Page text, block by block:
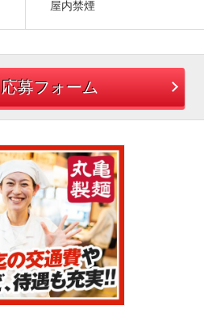
屋内禁煙
応募フォーム